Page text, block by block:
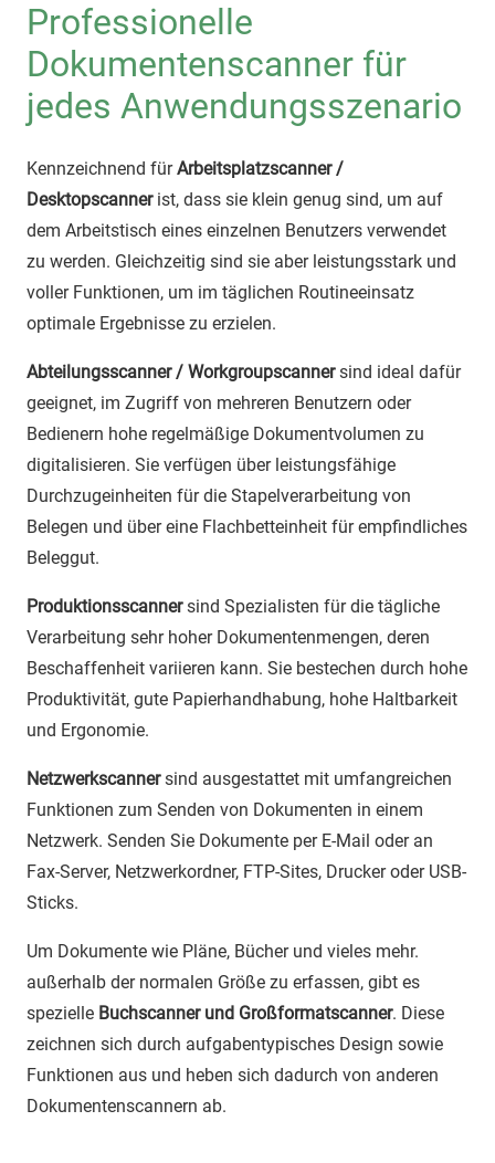
Professionelle
Dokumentenscanner für
jedes Anwendungsszenario
Kennzeichnend fürArbeitsplatzscanner /
Desktopscannerist, dass sie klein genug sind, um auf
dem Arbeitstisch eines einzelnen Benutzers verwendet
zu werden. Gleichzeitig sind sie aber leistungsstark und
voller Funktionen, um im täglichen Routineeinsatz
optimale Ergebnisse zu erzielen.
Abteilungsscanner / Workgroupscannersind ideal dafür
geeignet, im Zugriff von mehreren Benutzern oder
Bedienern hohe regelmäßige Dokumentvolumen zu
digitalisieren. Sie verfügen über leistungsfähige
Durchzugeinheiten für die Stapelverarbeitung von
Belegen und über eine Flachbetteinheit für empfindliches
Beleggut.
Produktionsscannersind Spezialisten für die tägliche
Verarbeitung sehr hoher Dokumentenmengen, deren
Beschaffenheit variieren kann. Sie bestechen durch hohe
Produktivität, gute Papierhandhabung, hohe Haltbarkeit
und Ergonomie.
Netzwerkscannersind ausgestattet mit umfangreichen
Funktionen zum Senden von Dokumenten in einem
Netzwerk. Senden Sie Dokumente per E-Mail oder an
Fax-Server, Netzwerkordner, FTP-Sites, Drucker oder USB-
Sticks.
Um Dokumente wie Pläne, Bücher und vieles mehr.
außerhalb der normalen Größe zu erfassen, gibt es
spezielle Buchscanner und Großformatscanner. Diese
zeichnen sich durch aufgabentypisches Design sowie
Funktionen aus und heben sich dadurch von anderen
Dokumentenscannern ab.Matthias